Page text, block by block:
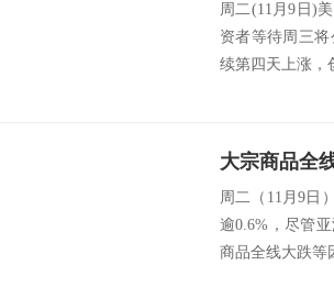
周二(11月9日)
资者等待周三
续第四天上涨，
大宗商品全
周二（11月9日
逾0.6%，尽管
商品全线大跌等